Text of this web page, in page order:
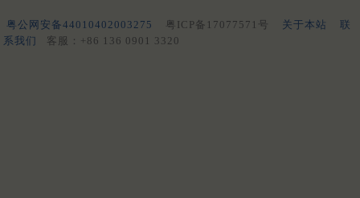
粤公网安备44010402003275 粤ICP备17077571号 关于本站
联
系我们
客服：+86 136 0901 3320